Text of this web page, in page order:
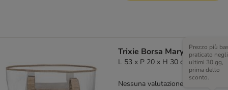
Trixie Borsa Mary
L 53 x P 20 x H 30 cm
Prezzo più
praticato negli
ultimi 30 gg,
prima dello
sconto.
Nessuna valutazione